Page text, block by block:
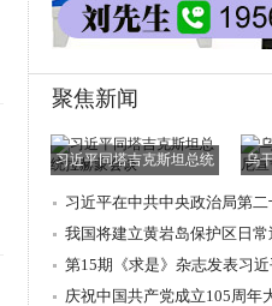
聚焦新闻
习近平同塔吉克斯坦总统
乌
习近平在中共中央政治局第
调 强化政治引领
我国将建立黄岩岛保护区日
第15期《求是》杂志发表习
庆祝中国共产党成立105周年